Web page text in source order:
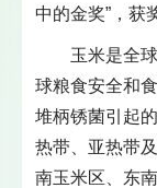
中的金奖”，获
玉米是全
球粮食安全和
堆柄锈菌引起
热带、亚热带
南玉米区、东